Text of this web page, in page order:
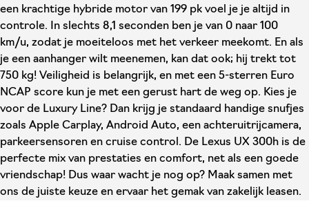
een krachtige hybride motor van 199 pk voel je je altijd in
controle. In slechts 8,1 seconden ben je van 0 naar 100
km/u, zodat je moeiteloos met het verkeer meekomt. En als
je een aanhanger wilt meenemen, kan dat ook; hij trekt tot
750 kg! Veiligheid is belangrijk, en met een 5-sterren Euro
NCAP score kun je met een gerust hart de weg op. Kies je
voor de Luxury Line? Dan krijg je standaard handige snufjes
zoals Apple Carplay, Android Auto, een achteruitrijcamera,
parkeersensoren en cruise control. De Lexus UX 300h is de
perfecte mix van prestaties en comfort, net als een goede
vriendschap! Dus waar wacht je nog op? Maak samen met
ons de juiste keuze en ervaar het gemak van zakelijk leasen.